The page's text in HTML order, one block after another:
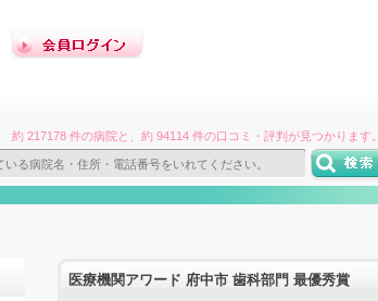
約 217178 件の病院と、約 94114 件の口コミ・評判が見つかります。
医療機関アワード 府中市 歯科部門 最優秀賞